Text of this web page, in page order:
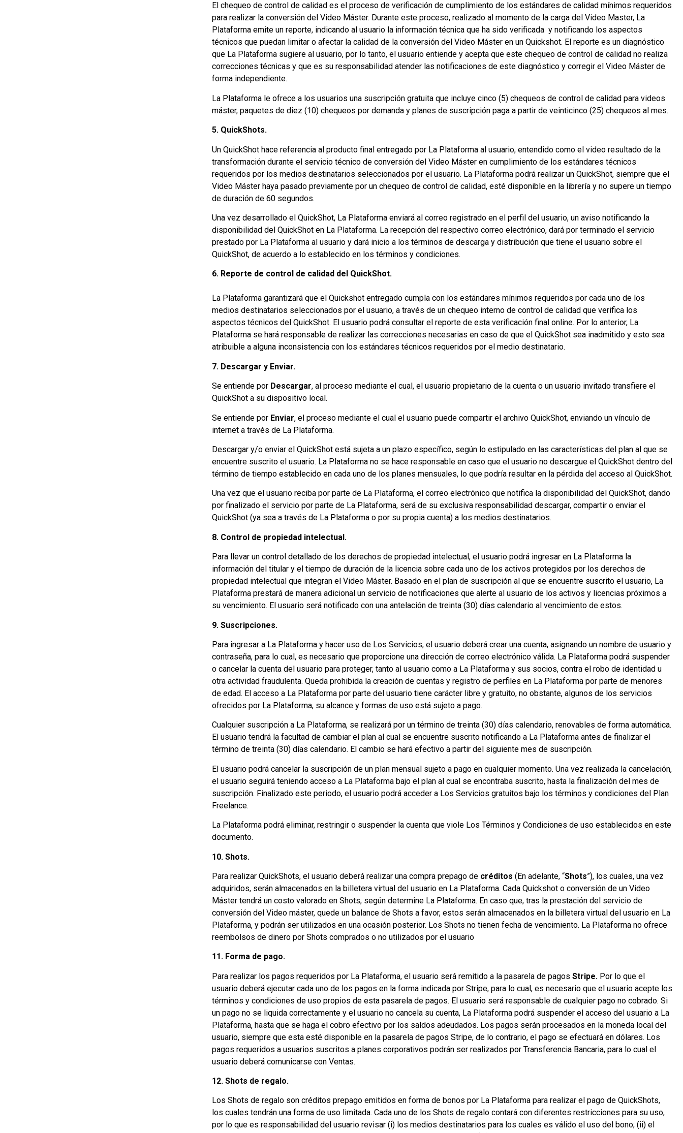
El chequeo de control de calidad es el proceso de verificación de cumplimiento de los estándares de calidad mínimos requeridos
para realizar la conversión del Video Máster. Durante este proceso, realizado al momento de la carga del Video Master, La
Plataforma emite un reporte, indicando al usuario la información técnica que ha sido verificada y notificando los aspectos
técnicos que puedan limitar o afectar la calidad de la conversión del Video Máster en un Quickshot. El reporte es un diagnóstico
que La Plataforma sugiere al usuario, por lo tanto, el usuario entiende y acepta que este chequeo de control de calidad no realiza
correcciones técnicas y que es su responsabilidad atender las notificaciones de este diagnóstico y corregir el Video Máster de
forma independiente.
La Plataforma le ofrece a los usuarios una suscripción gratuita que incluye cinco (5) chequeos de control de calidad para videos
máster, paquetes de diez (10) chequeos por demanda y planes de suscripción paga a partir de veinticinco (25) chequeos al mes.
5. QuickShots.
Un QuickShot hace referencia al producto final entregado por La Plataforma al usuario, entendido como el video resultado de la
transformación durante el servicio técnico de conversión del Video Máster en cumplimiento de los estándares técnicos
requeridos por los medios destinatarios seleccionados por el usuario. La Plataforma podrá realizar un QuickShot, siempre que el
Video Máster haya pasado previamente por un chequeo de control de calidad, esté disponible en la librería y no supere un tiempo
de duración de 60 segundos.
Una vez desarrollado el QuickShot, La Plataforma enviará al correo registrado en el perfil del usuario, un aviso notificando la
disponibilidad del QuickShot en La Plataforma. La recepción del respectivo correo electrónico, dará por terminado el servicio
prestado por La Plataforma al usuario y dará inicio a los términos de descarga y distribución que tiene el usuario sobre el
QuickShot, de acuerdo a lo establecido en los términos y condiciones.
6. Reporte de control de calidad del QuickShot.
La Plataforma garantizará que el Quickshot entregado cumpla con los estándares mínimos requeridos por cada uno de los
medios destinatarios seleccionados por el usuario, a través de un chequeo interno de control de calidad que verifica los
aspectos técnicos del QuickShot. El usuario podrá consultar el reporte de esta verificación final online. Por lo anterior, La
Plataforma se hará responsable de realizar las correcciones necesarias en caso de que el QuickShot sea inadmitido y esto sea
atribuible a alguna inconsistencia con los estándares técnicos requeridos por el medio destinatario.
7. Descargar y Enviar.
Se entiende por Descargar, al proceso mediante el cual, el usuario propietario de la cuenta o un usuario invitado transfiere el
QuickShot a su dispositivo local.
Se entiende por Enviar, el proceso mediante el cual el usuario puede compartir el archivo QuickShot, enviando un vínculo de
internet a través de La Plataforma.
Descargar y/o enviar el QuickShot está sujeta a un plazo específico, según lo estipulado en las características del plan al que se
encuentre suscrito el usuario. La Plataforma no se hace responsable en caso que el usuario no descargue el QuickShot dentro del
término de tiempo establecido en cada uno de los planes mensuales, lo que podría resultar en la pérdida del acceso al QuickShot.
Una vez que el usuario reciba por parte de La Plataforma, el correo electrónico que notifica la disponibilidad del QuickShot, dando
por finalizado el servicio por parte de La Plataforma, será de su exclusiva responsabilidad descargar, compartir o enviar el
QuickShot (ya sea a través de La Plataforma o por su propia cuenta) a los medios destinatarios.
8. Control de propiedad intelectual.
Para llevar un control detallado de los derechos de propiedad intelectual, el usuario podrá ingresar en La Plataforma la
información del titular y el tiempo de duración de la licencia sobre cada uno de los activos protegidos por los derechos de
propiedad intelectual que integran el Video Máster. Basado en el plan de suscripción al que se encuentre suscrito el usuario, La
Plataforma prestará de manera adicional un servicio de notificaciones que alerte al usuario de los activos y licencias próximos a
su vencimiento. El usuario será notificado con una antelación de treinta (30) días calendario al vencimiento de estos.
9. Suscripciones.
Para ingresar a La Plataforma y hacer uso de Los Servicios, el usuario deberá crear una cuenta, asignando un nombre de usuario y
contraseña, para lo cual, es necesario que proporcione una dirección de correo electrónico válida. La Plataforma podrá suspender
o cancelar la cuenta del usuario para proteger, tanto al usuario como a La Plataforma y sus socios, contra el robo de identidad u
otra actividad fraudulenta. Queda prohibida la creación de cuentas y registro de perfiles en La Plataforma por parte de menores
de edad. El acceso a La Plataforma por parte del usuario tiene carácter libre y gratuito, no obstante, algunos de los servicios
ofrecidos por La Plataforma, su alcance y formas de uso está sujeto a pago.
Cualquier suscripción a La Plataforma, se realizará por un término de treinta (30) días calendario, renovables de forma automática.
El usuario tendrá la facultad de cambiar el plan al cual se encuentre suscrito notificando a La Plataforma antes de finalizar el
término de treinta (30) días calendario. El cambio se hará efectivo a partir del siguiente mes de suscripción.
El usuario podrá cancelar la suscripción de un plan mensual sujeto a pago en cualquier momento. Una vez realizada la cancelación,
el usuario seguirá teniendo acceso a La Plataforma bajo el plan al cual se encontraba suscrito, hasta la finalización del mes de
suscripción. Finalizado este periodo, el usuario podrá acceder a Los Servicios gratuitos bajo los términos y condiciones del Plan
Freelance.
La Plataforma podrá eliminar, restringir o suspender la cuenta que viole Los Términos y Condiciones de uso establecidos en este
documento.
10. Shots.
Para realizar QuickShots, el usuario deberá realizar una compra prepago de créditos(En adelante, “Shots”), los cuales, una vez
adquiridos, serán almacenados en la billetera virtual del usuario en La Plataforma. Cada Quickshot o conversión de un Video
Máster tendrá un costo valorado en Shots, según determine La Plataforma. En caso que, tras la prestación del servicio de
conversión del Video máster, quede un balance de Shots a favor, estos serán almacenados en la billetera virtual del usuario en La
Plataforma, y podrán ser utilizados en una ocasión posterior. Los Shots no tienen fecha de vencimiento. La Plataforma no ofrece
reembolsos de dinero por Shots comprados o no utilizados por el usuario
11. Forma de pago.
Para realizar los pagos requeridos por La Plataforma, el usuario será remitido a la pasarela de pagosStripe. Por lo que el
usuario deberá ejecutar cada uno de los pagos en la forma indicada por Stripe, para lo cual, es necesario que el usuario acepte los
términos y condiciones de uso propios de esta pasarela de pagos. El usuario será responsable de cualquier pago no cobrado. Si
un pago no se liquida correctamente y el usuario no cancela su cuenta, La Plataforma podrá suspender el acceso del usuario a La
Plataforma, hasta que se haga el cobro efectivo por los saldos adeudados. Los pagos serán procesados en la moneda local del
usuario, siempre que esta esté disponible en la pasarela de pagos Stripe, de lo contrario, el pago se efectuará en dólares. Los
pagos requeridos a usuarios suscritos a planes corporativos podrán ser realizados por Transferencia Bancaria, para lo cual el
usuario deberá comunicarse con Ventas.
12. Shots de regalo.
Los Shots de regalo son créditos prepago emitidos en forma de bonos por La Plataforma para realizar el pago de QuickShots,
los cuales tendrán una forma de uso limitada. Cada uno de los Shots de regalo contará con diferentes restricciones para su uso,
por lo que es responsabilidad del usuario revisar (i) los medios destinatarios para los cuales es válido el uso del bono; (ii) el